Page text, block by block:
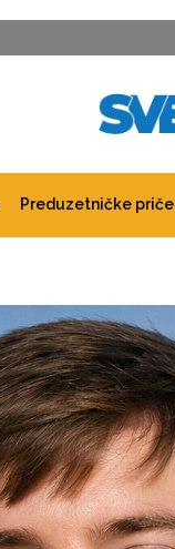
Preduzetničke priče